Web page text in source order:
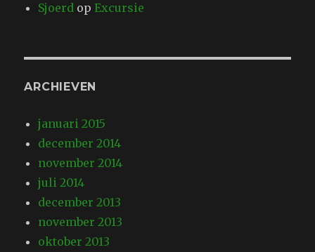
Sjoerd opExcursie
ARCHIEVEN
januari 2015
december 2014
november 2014
juli 2014
december 2013
november 2013
oktober 2013